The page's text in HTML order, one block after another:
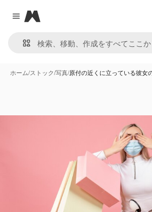
Close menu
Magnific
ホーム/ストック/写真/原付の近くに立っている彼女